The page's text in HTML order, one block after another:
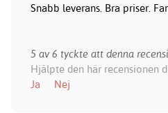
Snabb leverans. Bra priser.
5 av 6 tyckte att denna
Hjälpte den här recensionen
Ja
Nej